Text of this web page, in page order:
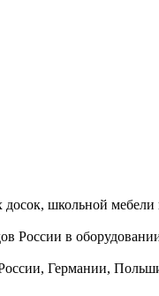
школьной
России в
Германии,